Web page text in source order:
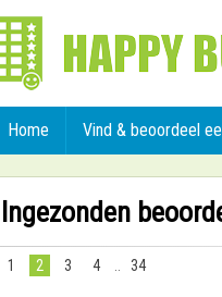
Home Vind & beoordeel
Ingezonden
1 2 3 4 34